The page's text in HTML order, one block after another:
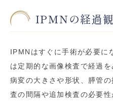
IPMNの経過
IPMNはすぐに手術が必要に
は定期的な画像検査で経過を
病変の大きさや形状、膵管
査の間隔や追加検査の必要性